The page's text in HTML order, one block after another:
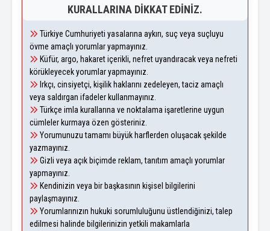
KURALLARINA DIKKAT EDINIZ.
Türkiye Cumhuriyeti yasalarına aykırı, suç veya suçluyu
övme amaçlı yorumlar yapmayınız.
Küfür, argo, hakaret içerikli, nefret uyandıracak veya nefreti
körükleyecek yorumlar yapmayınız.
Irkçı, cinsiyetçi, kişilik haklarını zedeleyen, taciz amaçlı
veya saldırgan ifadeler kullanmayınız.
Türkçe imla kurallarına ve noktalama işaretlerine uygun
cümleler kurmaya özen gösteriniz.
Yorumunuzu tamamı büyük harflerden oluşacak şekilde
yazmayınız.
Gizli veya açık biçimde reklam, tanıtım amaçlı yorumlar
yapmayınız.
Kendinizin veya bir başkasının kişisel bilgilerini
paylaşmayınız.
Yorumlarınızın hukuki sorumluluğunu üstlendiğinizi, talep
edilmesi halinde bilgilerinizin yetkili makamlarla